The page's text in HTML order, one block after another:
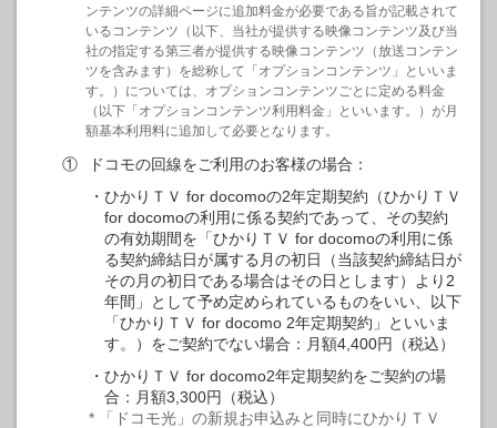
ンテンツの詳細ページに追加料金が必要である旨が記載されて
いるコンテンツ（以下、当社が提供する映像コンテンツ及び当
社の指定する第三者が提供する映像コンテンツ（放送コンテン
ツを含みます）を総称して「オプションコンテンツ」といいま
す。）については、オプションコンテンツごとに定める料金
（以下「オプションコンテンツ利用料金」といいます。）が月
額基本利用料に追加して必要となります。
①
ドコモの回線をご利用のお客様の場合：
ひかりＴＶ for docomoの2年定期契約（ひかりＴＶ
for docomoの利用に係る契約であって、その契約
の有効期間を「ひかりＴＶ for docomoの利用に係
る契約締結日が属する月の初日（当該契約締結日が
その月の初日である場合はその日とします）より2
年間」として予め定められているものをいい、以下
「ひかりＴＶ for docomo 2年定期契約」といいま
す。）をご契約でない場合：月額4,400円（税込）
ひかりＴＶ for docomo2年定期契約をご契約の場
合：月額3,300円（税込）
* 「ドコモ光」の新規お申込みと同時にひかりＴＶ